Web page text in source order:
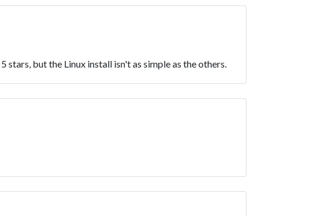
but the Linux install isn't as simple as the others.